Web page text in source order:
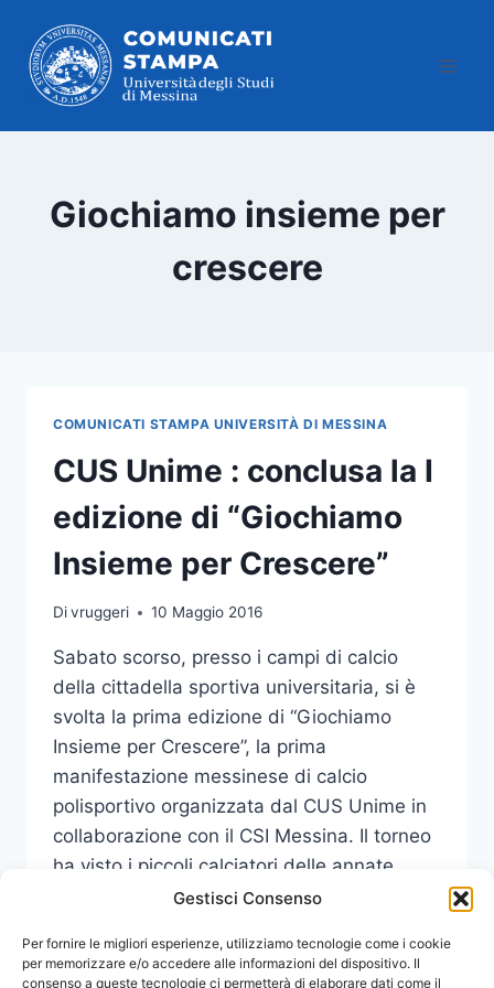
Gestisci Consenso
Per fornire le migliori esperienze, utilizziamo tecnologie come i cookie
per memorizzare e/o accedere alle informazioni del dispositivo. Il
consenso a queste tecnologie ci permetterà di elaborare dati come il
contenuto
Giochiamo insieme per
crescere
COMUNICATI STAMPA UNIVERSITÀ DI MESSINA
CUS Unime : conclusa la I
edizione di “Giochiamo
Insieme per Crescere”
Divruggeri 10 Maggio 2016
Sabato scorso, presso i campi di calcio
della cittadella sportiva universitaria, si è
svolta la prima edizione di “Giochiamo
Insieme per Crescere”, la prima
manifestazione messinese di calcio
polisportivo organizzata dal CUS Unime in
collaborazione con il CSI Messina. Il torneo
ha visto i piccoli calciatori delle annate
2009, 2010 e 2011 confrontarsi non solo…
LEGGI DI PIÙCUS
UNIME